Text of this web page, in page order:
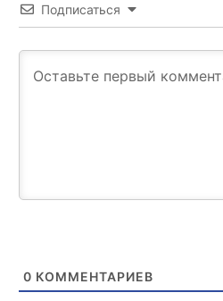
Подписаться
0 КОММЕНТАРИЕВ